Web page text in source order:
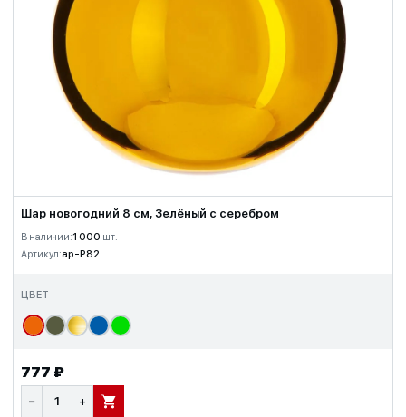
Шар новогодний 8 см, Зелёный с серебром
В наличии:1 000 шт.
Артикул:ap-P82
ЦВЕТ
777 ₽
− + В КОРЗИНУ